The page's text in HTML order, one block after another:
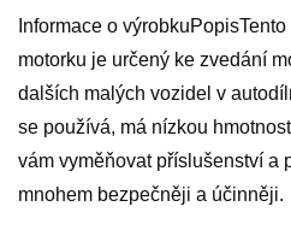
Informace o
motorku je určený ke zvedání
dalších malých vozidel v
se používá, má nízkou
vám vyměňovat příslušenství a
mnohem bezpečněji a účinněji.